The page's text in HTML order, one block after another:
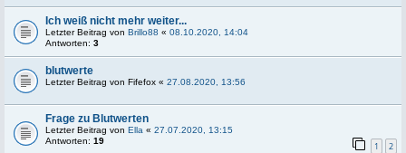
Ich weiß nicht mehr weiter...
Letzter Beitrag von Brillo88 « 08.10.2020, 14:04
Antworten: 3
blutwerte
Letzter Beitrag von Fifefox « 27.08.2020, 13:56
Frage zu Blutwerten
Letzter Beitrag von Ella « 27.07.2020, 13:15
Antworten: 19 1 2